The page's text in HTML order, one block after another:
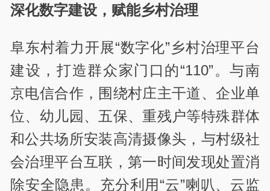
深化数字建设，赋能乡村治理
阜东村着力开展“数字化”乡村治理平台
建设，打造群众家门口的“110”。与南
京电信合作，围绕村庄主干道、企业单
位、幼儿园、五保、重残户等特殊群体
和公共场所安装高清摄像头，与村级社
会治理平台互联，第一时间发现处置消
除安全隐患。充分利用“云”喇叭、云监